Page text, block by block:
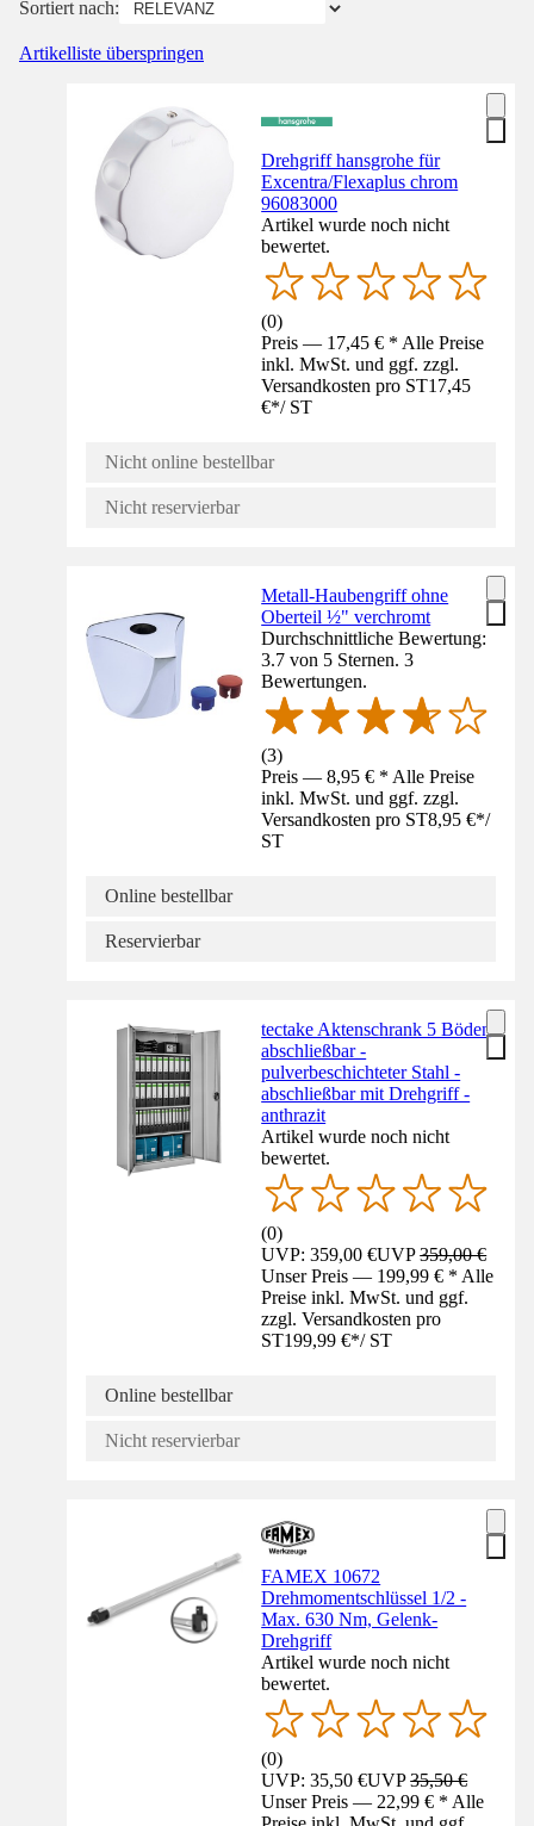
Sortiert nach:
Artikelliste überspringen
Drehgriff hansgrohe für
Excentra/Flexaplus chrom
96083000
Artikel wurde noch nicht
bewertet.
(0)
Preis — 17,45 € * Alle Preise
inkl. MwSt. und ggf. zzgl.
Versandkosten pro ST17,45
€*/ ST
Nicht online bestellbar
Nicht reservierbar
Metall-Haubengriff ohne
Oberteil ½" verchromt
Durchschnittliche Bewertung:
3.7 von 5 Sternen. 3
Bewertungen.
(3)
Preis — 8,95 € * Alle Preise
inkl. MwSt. und ggf. zzgl.
Versandkosten pro ST8,95 €*/
ST
Online bestellbar
Reservierbar
tectake Aktenschrank 5 Böden
abschließbar -
pulverbeschichteter Stahl -
abschließbar mit Drehgriff -
anthrazit
Artikel wurde noch nicht
bewertet.
(0)
UVP: 359,00 €UVP359,00 €
Unser Preis — 199,99 € * Alle
Preise inkl. MwSt. und ggf.
zzgl. Versandkosten pro
ST199,99 €*/ ST
Online bestellbar
Nicht reservierbar
FAMEX 10672
Drehmomentschlüssel 1/2 -
Max. 630 Nm, Gelenk-
Drehgriff
Artikel wurde noch nicht
bewertet.
(0)
UVP: 35,50 €UVP35,50 €
Unser Preis — 22,99 € * Alle